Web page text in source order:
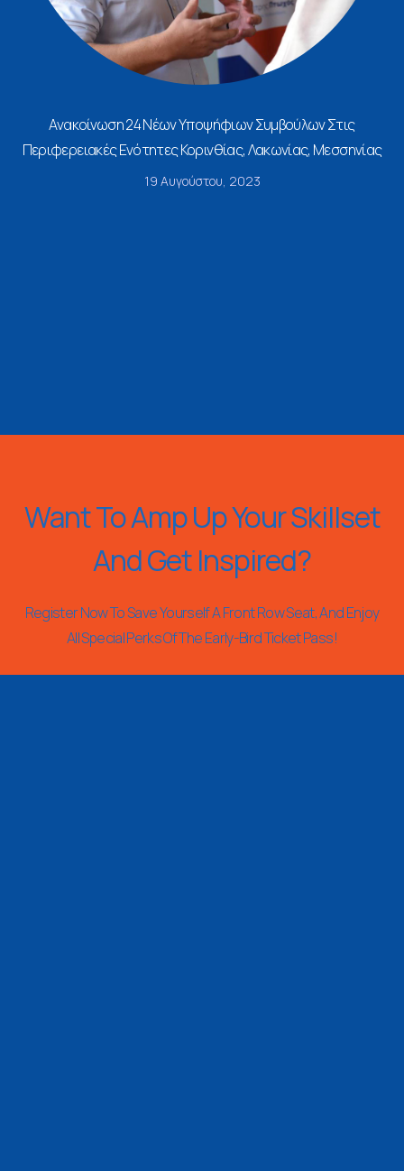
Ανακοίνωση 24 Νέων Υποψήφιων Συμβούλων Στις
Περιφερειακές Ενότητες Κορινθίας, Λακωνίας, Μεσσηνίας
19 Αυγούστου, 2023
Want To Amp Up Your Skillset
And Get Inspired?
Register Now To Save Yourself A Front Row Seat, And Enjoy
All Special Perks Of The Early-Bird Ticket Pass!